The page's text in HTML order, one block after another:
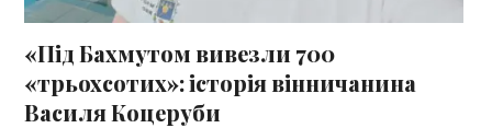
«Під Бахмутом вивезли 700
«трьохсотих»: історія вінничанина
Василя Коцеруби